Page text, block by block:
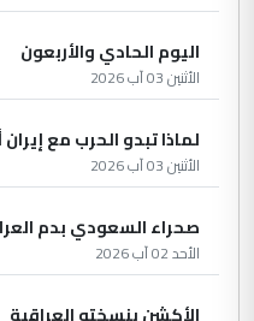
اليوم الحادي والأربعون
الأثنين 03 آب 2026
لماذا تبدو الحرب مع
الأثنين 03 آب 2026
صحراء السعودي بدم
الأحد 02 آب 2026
الأكشن بنسخته العراقية